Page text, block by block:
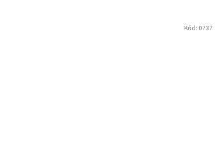
Kód: 0737